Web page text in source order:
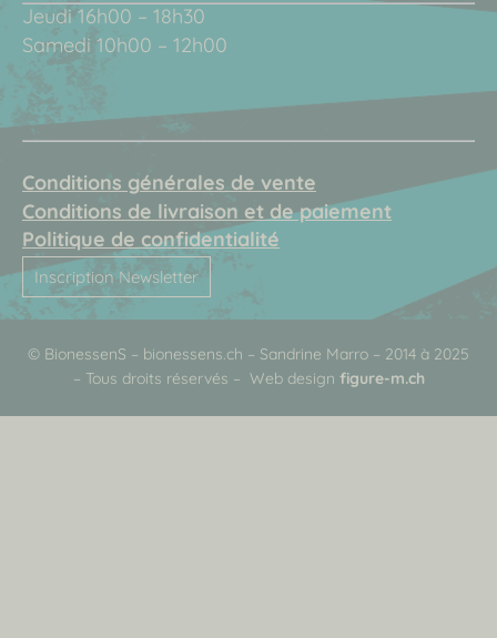
Jeudi 16h00 – 18h30
Samedi 10h00 – 12h00
Conditions générales de vente
Conditions de livraison et de paiement
Politique de confidentialité
Inscription Newsletter
© BionessenS – bionessens.ch – Sandrine Marro – 2014 à 2025
– Tous droits réservés – Web design figure-m.ch